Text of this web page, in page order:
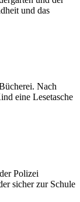
und das
Nach
eine Lesetasche
Polizei
sicher zur Schule